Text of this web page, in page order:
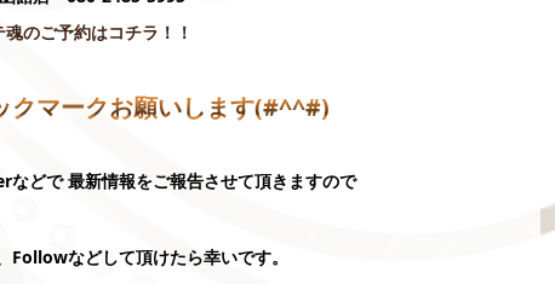
魂のご予約はコチラ！！
マークお願いします(#^^#)
どで 最新情報をご報告させて頂きますので
Followなどして頂けたら幸いです。